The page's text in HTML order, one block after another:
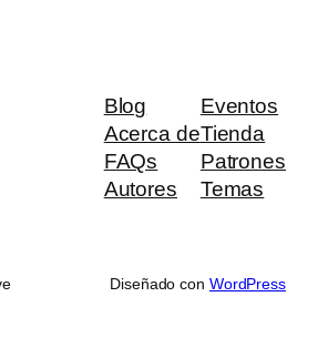
Blog
Acerca de
FAQs
Autores
Eventos
Tienda
Patrones
Temas
Diseñado con WordPress